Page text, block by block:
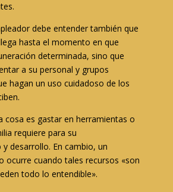
debe entender también que
hasta el momento en que
determinada, sino que
a su personal y grupos
hagan un uso cuidadoso de los
cosa es gastar en herramientas o
requiere para su
desarrollo. En cambio, un
ocurre cuando tales recursos «son
todo lo entendible».